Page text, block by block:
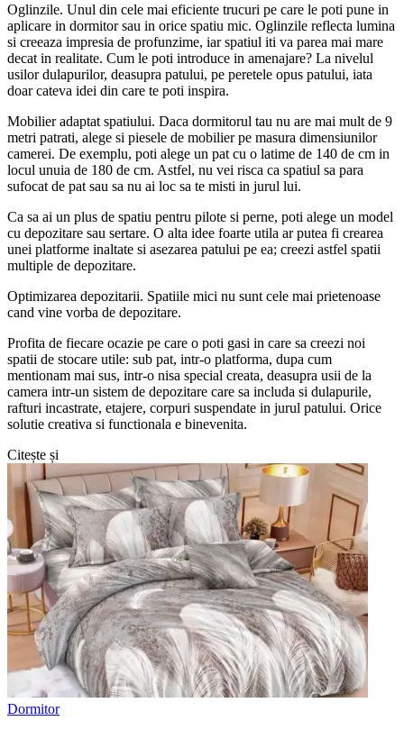
Oglinzile. Unul din cele mai eficiente trucuri pe care le poti pune in
aplicare in dormitor sau in orice spatiu mic. Oglinzile reflecta lumina
si creeaza impresia de profunzime, iar spatiul iti va parea mai mare
decat in realitate. Cum le poti introduce in amenajare? La nivelul
usilor dulapurilor, deasupra patului, pe peretele opus patului, iata
doar cateva idei din care te poti inspira.
Mobilier adaptat spatiului. Daca dormitorul tau nu are mai mult de 9
metri patrati, alege si piesele de mobilier pe masura dimensiunilor
camerei. De exemplu, poti alege un pat cu o latime de 140 de cm in
locul unuia de 180 de cm. Astfel, nu vei risca ca spatiul sa para
sufocat de pat sau sa nu ai loc sa te misti in jurul lui.
Ca sa ai un plus de spatiu pentru pilote si perne, poti alege un model
cu depozitare sau sertare. O alta idee foarte utila ar putea fi crearea
unei platforme inaltate si asezarea patului pe ea; creezi astfel spatii
multiple de depozitare.
Optimizarea depozitarii. Spatiile mici nu sunt cele mai prietenoase
cand vine vorba de depozitare.
Profita de fiecare ocazie pe care o poti gasi in care sa creezi noi
spatii de stocare utile: sub pat, intr-o platforma, dupa cum
mentionam mai sus, intr-o nisa special creata, deasupra usii de la
camera intr-un sistem de depozitare care sa includa si dulapurile,
rafturi incastrate, etajere, corpuri suspendate in jurul patului. Orice
solutie creativa si functionala e binevenita.
Citește și
Dormitor